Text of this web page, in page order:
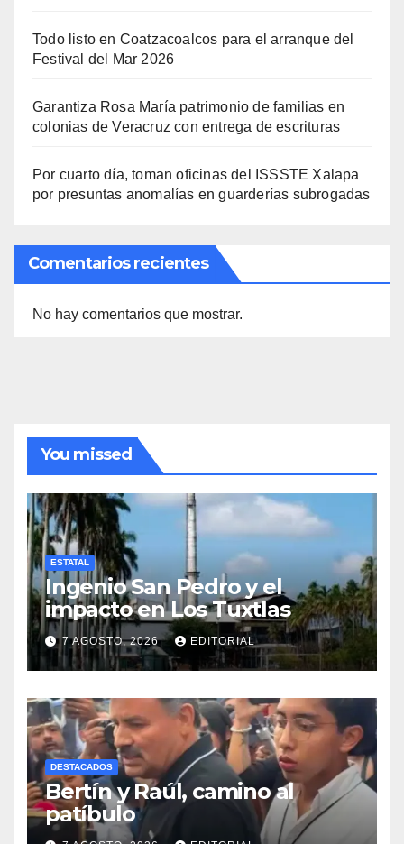
Todo listo en Coatzacoalcos para el arranque del
Festival del Mar 2026
Garantiza Rosa María patrimonio de familias en
colonias de Veracruz con entrega de escrituras
Por cuarto día, toman oficinas del ISSSTE Xalapa
por presuntas anomalías en guarderías subrogadas
Comentarios recientes
No hay comentarios que mostrar.
You missed
ESTATAL
Ingenio San Pedro y el
impacto en Los Tuxtlas
7 AGOSTO, 2026 EDITORIAL
DESTACADOS
Bertín y Raúl, camino al
patíbulo